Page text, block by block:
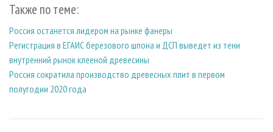
Также по теме:
Россия останется лидером на рынке фанеры
Регистрация в ЕГАИС березового шпона и ДСП выведет из тени
внутренний рынок клееной древесины
Россия сократила производство древесных плит в первом
полугодии 2020 года